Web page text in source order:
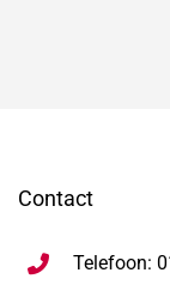
Contact
Telefoon: